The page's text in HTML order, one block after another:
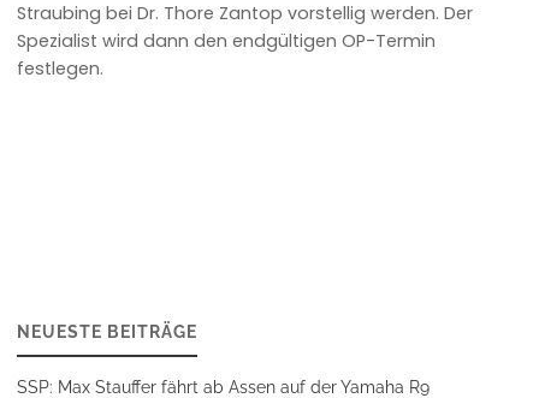
Straubing bei Dr. Thore Zantop vorstellig werden. Der
Spezialist wird dann den endgültigen OP-Termin
festlegen.
NEUESTE BEITRÄGE
SSP: Max Stauffer fährt ab Assen auf der Yamaha R9